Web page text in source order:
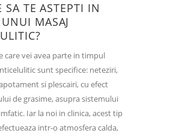
SA TE ASTEPTI IN
MASAJ
care vei avea parte in timpul
sunt specifice: neteziri,
si plescairi, cu efect
de grasime, asupra sistemului
Iar la noi in clinica, acest tip
intr-o atmosfera calda,